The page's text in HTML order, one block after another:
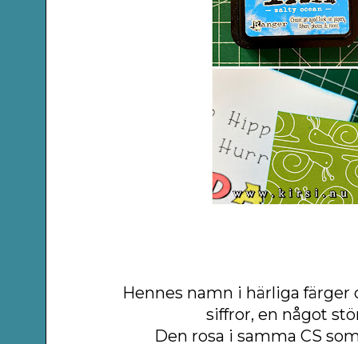
Hennes namn i härliga färger
siffror, en något
Den rosa i samma CS